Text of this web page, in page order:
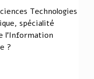
Technologies
spécialité
l'Information
?